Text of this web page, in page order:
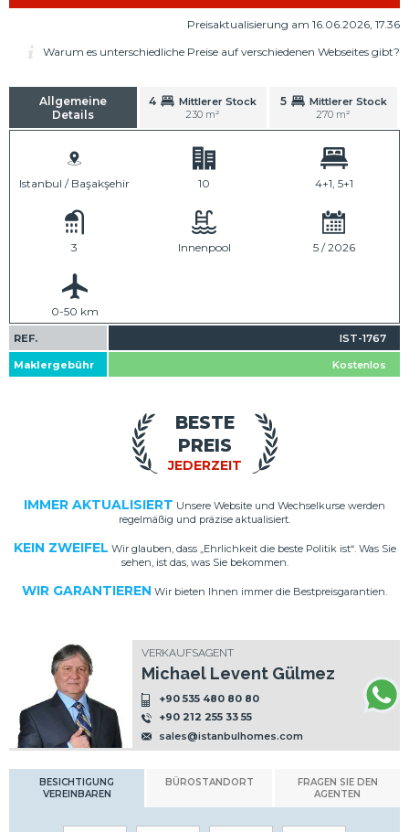
Preisaktualisierung am 16.06.2026, 17.36
Warum es unterschiedliche Preise auf verschiedenen Webseites gibt?
Allgemeine
Details
4
Mittlerer Stock
230 m²
5
Mittlerer Stock
270 m²
Istanbul / Başakşehir 10 4+1, 5+1
3 Innenpool 5 / 2026
0-50 km
REF. IST-1767
Maklergebühr Kostenlos
JEDERZEIT
BESTE
PREIS
IMMER AKTUALISIERT Unsere Website und Wechselkurse werden
regelmäßig und präzise aktualisiert.
KEIN ZWEIFEL Wir glauben, dass „Ehrlichkeit die beste Politik ist“. Was Sie
sehen, ist das, was Sie bekommen.
WIR GARANTIEREN Wir bieten Ihnen immer die Bestpreisgarantien.
VERKAUFSAGENT
Michael Levent Gülmez
+90 535 480 80 80
+90 212 255 33 55
sales@istanbulhomes.com
BESICHTIGUNG
VEREINBAREN
BÜROSTANDORT
FRAGEN SIE DEN
AGENTEN